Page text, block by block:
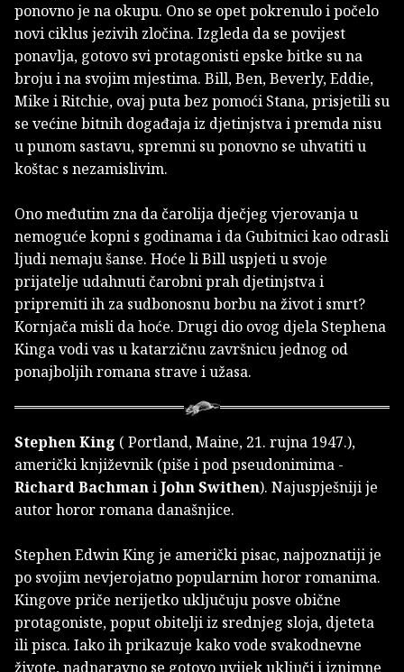
ponovno je na okupu. Ono se opet pokrenulo i počelo
novi ciklus jezivih zločina. Izgleda da se povijest
ponavlja, gotovo svi protagonisti epske bitke su na
broju i na svojim mjestima. Bill, Ben, Beverly, Eddie,
Mike i Ritchie, ovaj puta bez pomoći Stana, prisjetili su
se većine bitnih događaja iz djetinjstva i premda nisu
u punom sastavu, spremni su ponovno se uhvatiti u
koštac s nezamislivim.
Ono međutim zna da čarolija dječjeg vjerovanja u
nemoguće kopni s godinama i da Gubitnici kao odrasli
ljudi nemaju šanse. Hoće li Bill uspjeti u svoje
prijatelje udahnuti čarobni prah djetinjstva i
pripremiti ih za sudbonosnu borbu na život i smrt?
Kornjača misli da hoće. Drugi dio ovog djela Stephena
Kinga vodi vas u katarzičnu završnicu jednog od
ponajboljih romana strave i užasa.
Stephen King ( Portland, Maine, 21. rujna 1947.),
američki književnik (piše i pod pseudonimima -
Richard BachmaniJohn Swithen). Najuspješniji je
autor horor romana današnjice.
Stephen Edwin King je američki pisac, najpoznatiji je
po svojim nevjerojatno popularnim horor romanima.
Kingove priče nerijetko uključuju posve obične
protagoniste, poput obitelji iz srednjeg sloja, djeteta
ili pisca. Iako ih prikazuje kako vode svakodnevne
živote, nadnaravno se gotovo uvijek uključi i iznimne